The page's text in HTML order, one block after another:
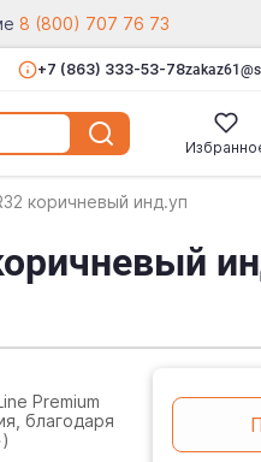
8 (800) 707 76 73
+7 (863) 333-53-78
коричневый инд.уп
Premium
благодаря